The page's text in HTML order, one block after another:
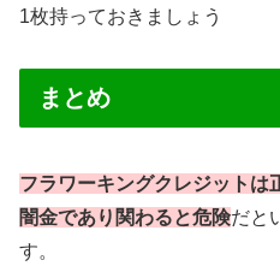
1枚持っておきましょう
まとめ
フラワーキングクレジットは
闇金であり関わると危険だと
す。